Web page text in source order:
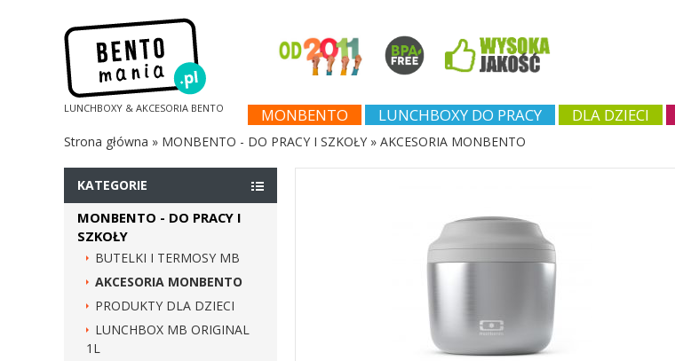
LUNCHBOXY & AKCESORIA BENTO MONBENTO LUNCHBOXY DO PRACY DLA DZIECI
Strona główna » MONBENTO - DO PRACY I SZKOŁY » AKCESORIA MONBENTO
KATEGORIE
MONBENTO - DO PRACY I
SZKOŁY
BUTELKI I TERMOSY MB
AKCESORIA MONBENTO
PRODUKTY DLA DZIECI
LUNCHBOX MB ORIGINAL
1L